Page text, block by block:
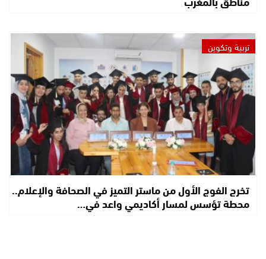
تربية وتكوين
تخرج الفوج الأول من ماستر التميز في الصحافة والإعلام..
محطة تؤسس لمسار أكاديمي واعد في…